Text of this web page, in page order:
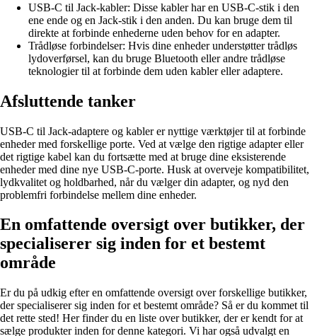
USB-C til Jack-kabler: Disse kabler har en USB-C-stik i den
ene ende og en Jack-stik i den anden. Du kan bruge dem til
direkte at forbinde enhederne uden behov for en adapter.
Trådløse forbindelser: Hvis dine enheder understøtter trådløs
lydoverførsel, kan du bruge Bluetooth eller andre trådløse
teknologier til at forbinde dem uden kabler eller adaptere.
Afsluttende tanker
USB-C til Jack-adaptere og kabler er nyttige værktøjer til at forbinde
enheder med forskellige porte. Ved at vælge den rigtige adapter eller
det rigtige kabel kan du fortsætte med at bruge dine eksisterende
enheder med dine nye USB-C-porte. Husk at overveje kompatibilitet,
lydkvalitet og holdbarhed, når du vælger din adapter, og nyd den
problemfri forbindelse mellem dine enheder.
En omfattende oversigt over butikker, der
specialiserer sig inden for et bestemt
område
Er du på udkig efter en omfattende oversigt over forskellige butikker,
der specialiserer sig inden for et bestemt område? Så er du kommet til
det rette sted! Her finder du en liste over butikker, der er kendt for at
sælge produkter inden for denne kategori. Vi har også udvalgt en